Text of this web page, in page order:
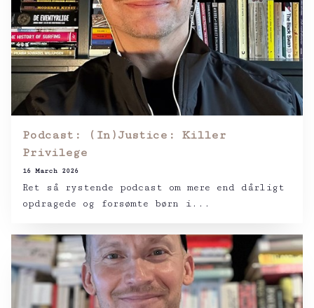
Podcast: (In)Justice: Killer
Privilege
16 March 2026
Ret så rystende podcast om mere end dårligt
opdragede og forsømte børn i...